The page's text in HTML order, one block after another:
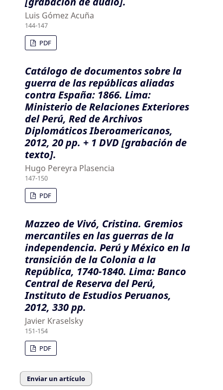
Luis Gómez Acuña
144-147
PDF
Catálogo de documentos sobre la
guerra de las repúblicas aliadas
contra España: 1866. Lima:
Ministerio de Relaciones Exteriores
del Perú, Red de Archivos
Diplomáticos Iberoamericanos,
2012, 20 pp. + 1 DVD [grabación de
texto].
Hugo Pereyra Plasencia
147-150
PDF
Mazzeo de Vivó, Cristina. Gremios
mercantiles en las guerras de la
independencia. Perú y México en la
transición de la Colonia a la
República, 1740-1840. Lima: Banco
Central de Reserva del Perú,
Instituto de Estudios Peruanos,
2012, 330 pp.
Javier Kraselsky
151-154
PDF
Enviar un artículo